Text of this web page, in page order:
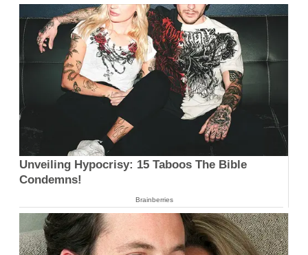
Unveiling Hypocrisy: 15 Taboos The Bible
Condemns!
Brainberries